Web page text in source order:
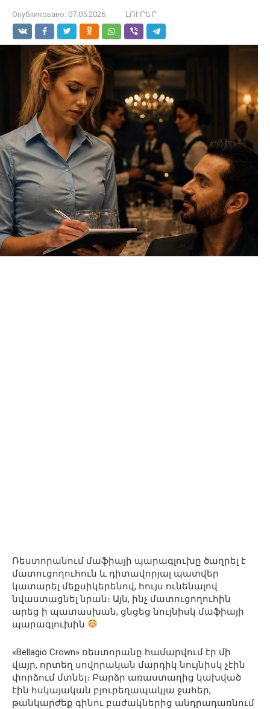
Опубликовано: 07.05.2026 ԼՈՒՐԵՐ
Ռեստորանում մաֆիայի պարագլուխը ծաղրել է
մատուցողուհուն և դիտավորյալ պատվեր
կատարել մեքսիկերենով, հույս ունենալով
նվաստացնել նրան։ Այն, ինչ մատուցողուհին
արեց ի պատասխան, ցնցեց նույնիսկ մաֆիայի
պարագլուխին
«Bellagio Crown» ռեստորանը համարվում էր մի
վայր, որտեղ սովորական մարդիկ նույնիսկ չէին
փորձում մտնել։ Բարձր առաստաղից կախված
էին հսկայական բյուրեղապակյա ջահեր,
թանկարժեք գինու բաժակներից անդրադառնում